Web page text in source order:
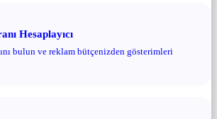
Hesaplayıcı
bulun ve reklam bütçenizden gösterimleri